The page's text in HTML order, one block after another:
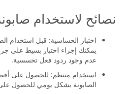
نصائح لاستخدام صابونة
اختبار الحساسية: قبل استخدام
يمكنك إجراء اختبار بسيط على
عدم وجود ردود فعل تحسسية.
استخدام منتظم: للحصول على
الصابونة بشكل يومي للحصول